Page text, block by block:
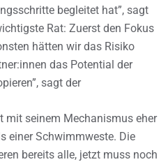
begleitet hat”, sagt
Rat: Zuerst den Fokus
hätten wir das Risiko
das Potential der
sagt der
mit seinem Mechanismus eher
einer Schwimmweste. Die
bereits alle, jetzt muss noch